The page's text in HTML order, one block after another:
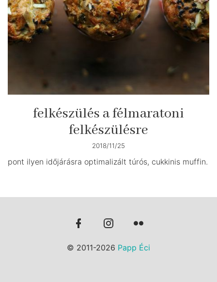
felkészülés a félmaratoni
felkészülésre
2018/11/25
pont ilyen időjárásra optimalizált túrós, cukkinis muffin.
© 2011-2026 Papp Éci